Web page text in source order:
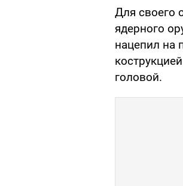
Для своего
ядерного
нацепил на
головой.